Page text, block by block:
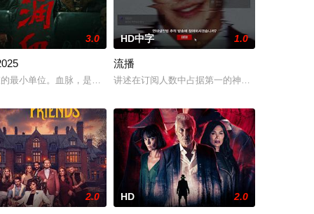
的是报复。交易前夕三方因各怀鬼胎争斗
上追凶之路，她孤身对抗恶势力，艰难收集证据，最终在绝境中完成复仇，
3.0
最小单位。血脉，是维系家庭的纽带。然而，三个素不相识的人却被命运交
HD中字 1.0
流播
讲述在订阅人数中占据第一的神秘直播者，在挖
2.0 HD 2.0